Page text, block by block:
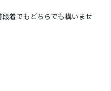
着でもどちらでも構いませ